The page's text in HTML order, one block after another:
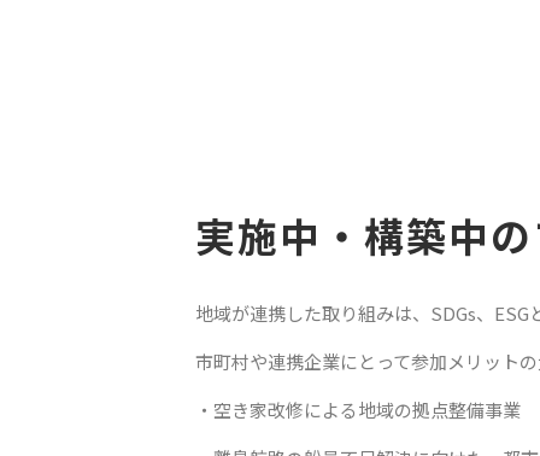
実施中・構築中
地域が連携した取り組みは、SDGs、
市町村や連携企業にとって参加メリット
・空き家改修による地域の拠点整備事業